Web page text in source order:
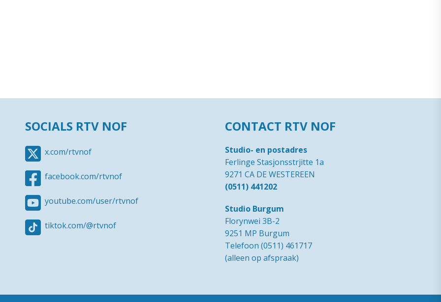
SOCIALS RTV NOF
x.com/rtvnof
facebook.com/rtvnof
youtube.com/user/rtvnof
tiktok.com/@rtvnof
CONTACT RTV NOF
Studio- en postadres
Ferlinge Stasjonsstrjitte 1a
9271 CA DE WESTEREEN
(0511) 441202
Studio Burgum
Florynwei 3B-2
9251 MP Burgum
Telefoon (0511) 461717
(alleen op afspraak)